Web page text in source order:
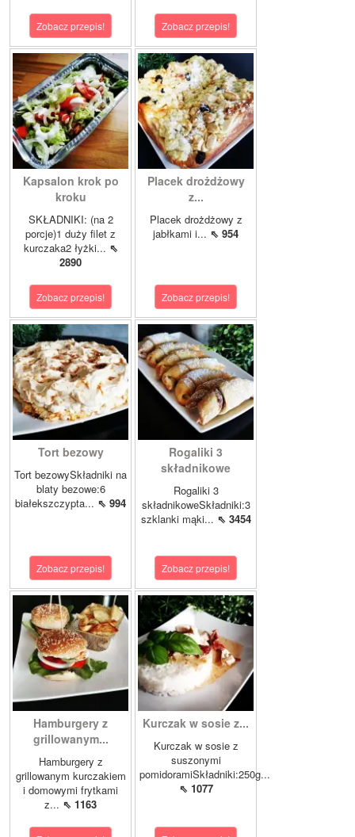
Zobacz przepis! Zobacz przepis!
Kapsalon krok po
kroku
SKŁADNIKI: (na 2
porcje)1 duży filet z
kurczaka2 łyżki... ⇖
2890
Zobacz przepis!
Placek drożdżowy
z...
Placek drożdżowy z
jabłkami i... ⇖ 954
Zobacz przepis!
Tort bezowy
Tort bezowySkładniki na
blaty bezowe:6
białekszczypta... ⇖ 994
Zobacz przepis!
Rogaliki 3
składnikowe
Rogaliki 3
składnikoweSkładniki:3
szklanki mąki... ⇖ 3454
Zobacz przepis!
Hamburgery z
grillowanym...
Hamburgery z
grillowanym kurczakiem
i domowymi frytkami
z... ⇖ 1163
Kurczak w sosie z...
Kurczak w sosie z
suszonymi
pomidoramiSkładniki:250g...
⇖ 1077